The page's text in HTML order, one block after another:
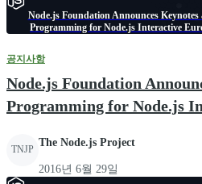
Node.js Foundation Announces Keynotes
Programming for Node.js Interactive
공지사항
Node.js Foundation
Programming for Node.js
TNJP
The Node.js Project
2016년 6월 29일